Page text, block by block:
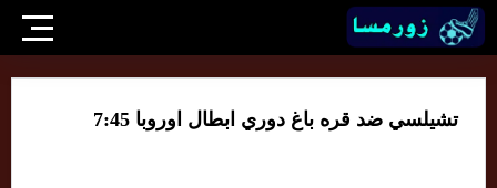
تشيلسي ضد قره باغ دوري ابطال اوروبا 7:45